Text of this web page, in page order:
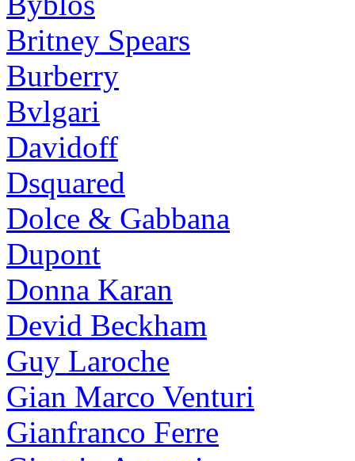
Britney Spears
Burberry
Bvlgari
Davidoff
Dsquared
Dolce & Gabbana
Dupont
Donna Karan
Devid Beckham
Guy Laroche
Gian Marco Venturi
Gianfranco Ferre